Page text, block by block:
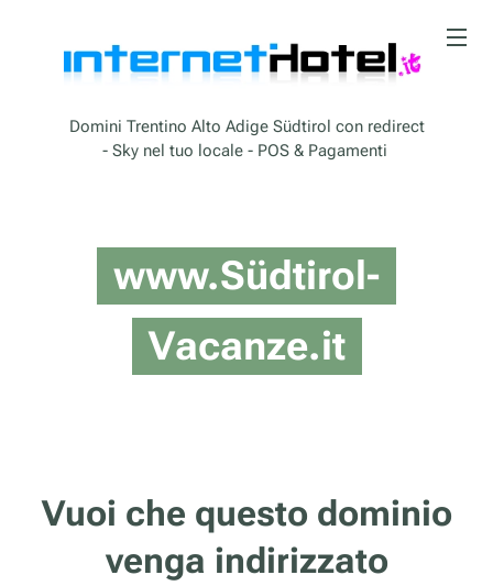
Domini Trentino Alto Adige Südtirol con redirect
- Sky nel tuo locale - POS & Pagamenti
www.Südtirol-
Vacanze.it
Vuoi che questo dominio
venga indirizzato